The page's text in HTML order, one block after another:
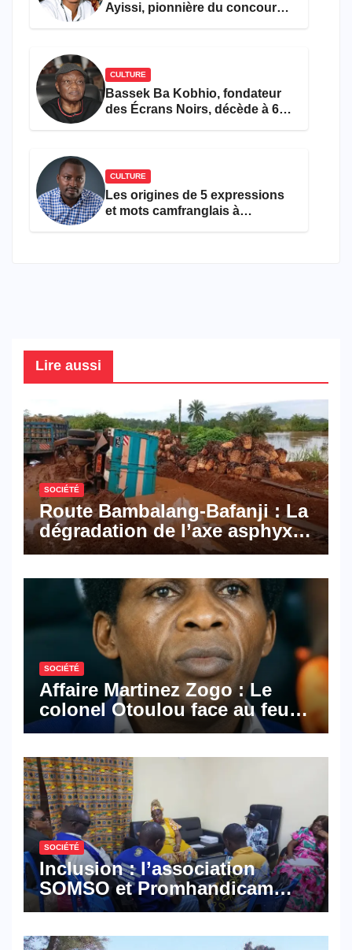
Ayissi, pionnière du concours
CULTURE
Bassek Ba Kobhio, fondateur
des Écrans Noirs, décède à 69
CULTURE
Les origines de 5 expressions
et mots camfranglais à
Lire aussi
SOCIÉTÉ
Route Bambalang-Bafanji : La
dégradation de l’axe asphyxie
les activités économiques
SOCIÉTÉ
Affaire Martinez Zogo : Le
colonel Otoulou face au feu
croisé des avocats de la
SOCIÉTÉ
Inclusion : l’association
SOMSO et Promhandicam
militent en faveur d’une